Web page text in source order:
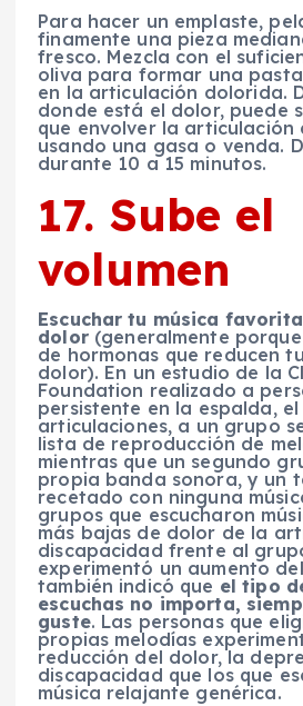
Para hacer un emplaste,
finamente una pieza
fresco. Mezcla con el
oliva para formar una
en la articulación dolorida.
donde está el dolor, puede
que envolver la articulación
usando una gasa o venda.
durante 10 a 15 minutos.
17. Sube el
volumen
Escuchar tu música
dolor(generalmente
de hormonas que reducen
dolor). En un estudio de la
Foundation realizado a
persistente en la espalda,
articulaciones, a un grupo
lista de reproducción de
mientras que un segundo
propia banda sonora, y un
recetado con ninguna
grupos que escucharon
más bajas de dolor de la
discapacidad frente al
experimentó un aumento
también indicó que el tipo
escuchas no importa,
guste. Las personas que
propias melodías
reducción del dolor, la
discapacidad que los que
música relajante genérica.